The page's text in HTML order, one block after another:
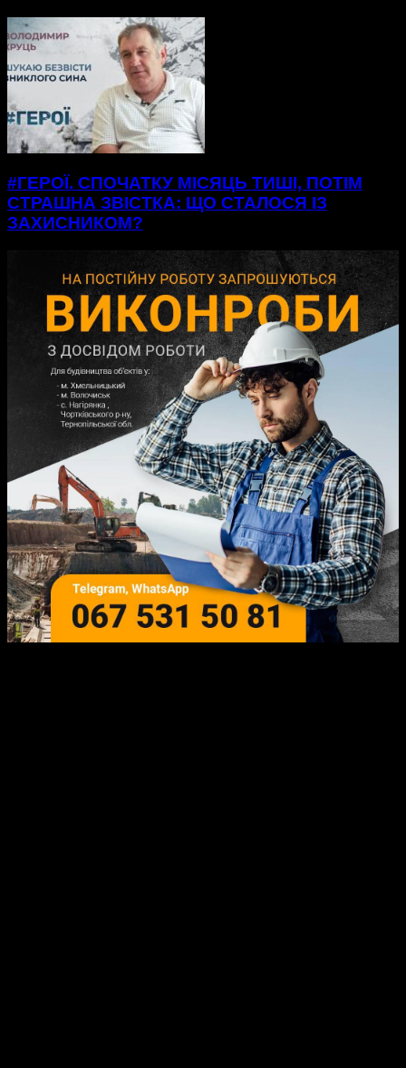
#ГЕРОЇ. СПОЧАТКУ МІСЯЦЬ ТИШІ, ПОТІМ
СТРАШНА ЗВІСТКА: ЩО СТАЛОСЯ ІЗ
ЗАХИСНИКОМ?